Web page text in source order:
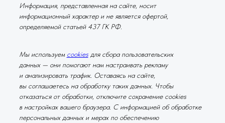
Мы используем cookiesдля сбора пользовательских
данных — они помогают нам настраивать рекламу
и анализировать трафик. Оставаясь на сайте,
вы соглашаетесь на обработку таких данных. Чтобы
отказаться от обработки, отключите сохранение cookies
в настройках вашего браузера. С информацией об обработке
персональных данных и мерах по обеспечению
Информация, представленная на сайте, носит
информационный характер и не является офертой,
определяемой статьей 437 ГК РФ.